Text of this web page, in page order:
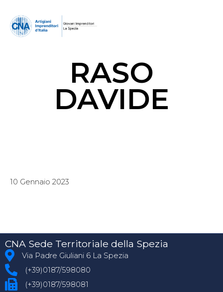
RASO
DAVIDE
10 Gennaio 2023
CNA Sede Territoriale della Spezia
Via Padre Giuliani 6 La Spezia
(+39)0187/598080
(+39)0187/598081